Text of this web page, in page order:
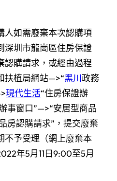
人如需廢棄本次認購項
深圳市龍崗區住房保證
認購請求，或經由過程
扶植局網站—>“黑川政務
現代生活“住房保證辦
事窗口”—>“安居型商品
房認購請求”，提交廢棄
不予受理（網上廢棄本
年5月11日9:00至5月